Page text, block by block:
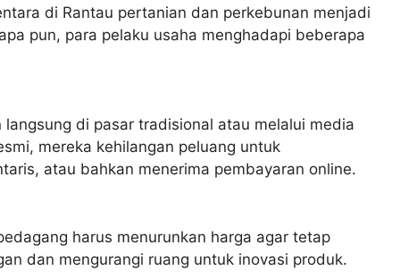
di Rantau pertanian dan perkebunan menjadi
pun, para pelaku usaha menghadapi beberapa
di pasar tradisional atau melalui media
mereka kehilangan peluang untuk
atau bahkan menerima pembayaran online.
harus menurunkan harga agar tetap
dan mengurangi ruang untuk inovasi produk.